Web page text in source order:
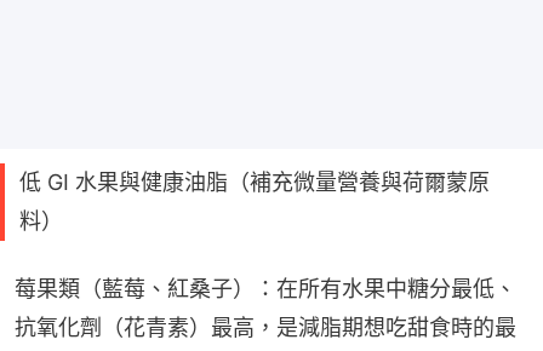
低 GI 水果與健康油脂（補充微量營養與荷爾蒙原
料）
莓果類（藍莓、紅桑子）：在所有水果中糖分最低、
抗氧化劑（花青素）最高，是減脂期想吃甜食時的最